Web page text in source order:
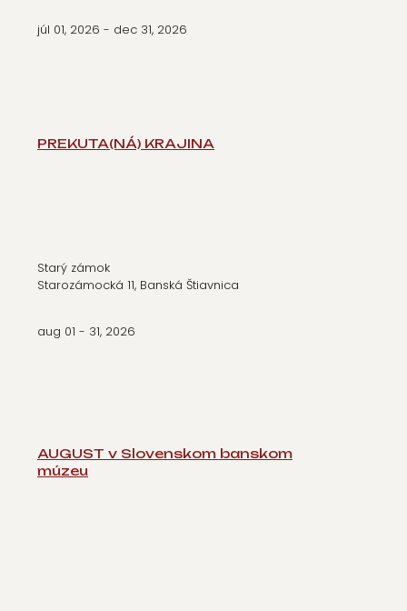
júl 01, 2026 - dec 31, 2026
PREKUTA(NÁ) KRAJINA
Starý zámok
Starozámocká 11, Banská Štiavnica
aug 01 - 31, 2026
AUGUST v Slovenskom banskom
múzeu